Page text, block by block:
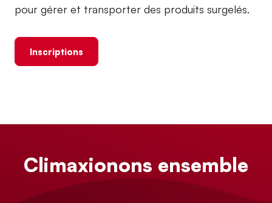
pour gérer et transporter des produits surgelés.
Inscriptions
Climaxionons ensemble